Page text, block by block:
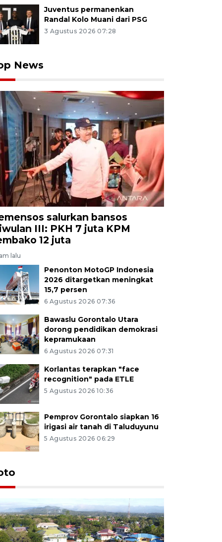
Juventus permanenkan
Randal Kolo Muani dari PSG
3 Agustus 2026 07:28
News
salurkan bansos
III: PKH 7 juta KPM
12 juta
lalu
Penonton MotoGP Indonesia
2026 ditargetkan meningkat
15,7 persen
6 Agustus 2026 07:36
Bawaslu Gorontalo Utara
dorong pendidikan demokrasi
kepramukaan
6 Agustus 2026 07:31
Korlantas terapkan "face
recognition" pada ETLE
5 Agustus 2026 10:36
Pemprov Gorontalo siapkan 16
irigasi air tanah di Taluduyunu
5 Agustus 2026 06:29